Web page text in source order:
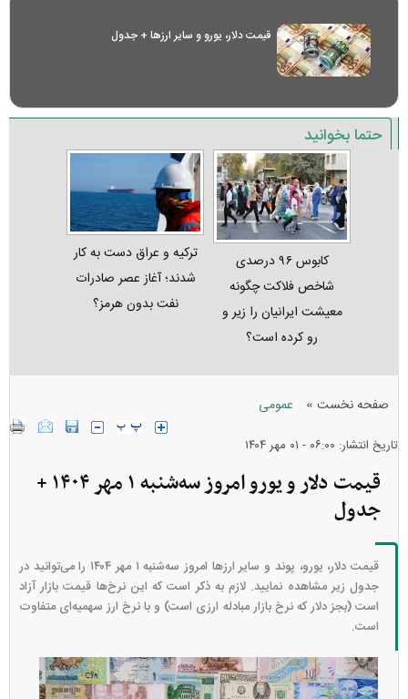
قیمت دلار، یورو و سایر ارز‌ها + جدول
حتما بخوانید
کابوس ۹۶ درصدی
شاخص فلاکت چگونه
معیشت ایرانیان را زیر و
رو کرده است؟
ترکیه و عراق دست به کار
شدند؛ آغاز عصر صادرات
نفت بدون هرمز؟
صفحه نخست » عمومی
تاریخ انتشار: ۰۶:۰۰ - ۰۱ مهر ۱۴۰۴
قیمت دلار و یورو امروز سه‌شنبه ۱ مهر ۱۴۰۴ +
جدول
قیمت دلار، یورو، پوند و سایر ارز‌ها امروز سه‌شنبه ۱ مهر ۱۴۰۴ را می‌توانید در
جدول زیر مشاهده نمایید. لازم به ذکر است که این نرخ‌ها قیمت بازار آزاد
است (بجز دلار که نرخ بازار مبادله ارزی است) و با نرخ ارز سهمیه‌ای متفاوت
است.